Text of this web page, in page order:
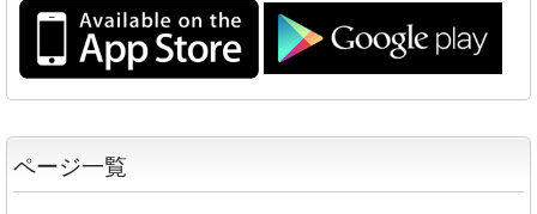
ページ一覧